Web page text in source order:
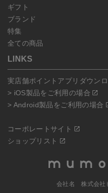
ギフト
ブランド
特集
全ての商品
LINKS
実店舗ポイントアプリダウン
> iOS製品をご利用の場合
> Android製品をご利用の場合
コーポレートサイト
ショップリスト
会社名 株式会社